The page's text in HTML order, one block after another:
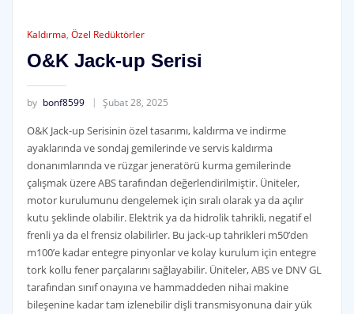
Kaldırma, Özel Redüktörler
O&K Jack-up Serisi
by bonf8599 Şubat 28, 2025
O&K Jack-up Serisinin özel tasarımı, kaldırma ve indirme
ayaklarında ve sondaj gemilerinde ve servis kaldırma
donanımlarında ve rüzgar jeneratörü kurma gemilerinde
çalışmak üzere ABS tarafından değerlendirilmiştir. Üniteler,
motor kurulumunu dengelemek için sıralı olarak ya da açılır
kutu şeklinde olabilir. Elektrik ya da hidrolik tahrikli, negatif el
frenli ya da el frensiz olabilirler. Bu jack-up tahrikleri m50’den
m100’e kadar entegre pinyonlar ve kolay kurulum için entegre
tork kollu fener parçalarını sağlayabilir. Üniteler, ABS ve DNV GL
tarafından sınıf onayına ve hammaddeden nihai makine
bileşenine kadar tam izlenebilir dişli transmisyonuna dair yük